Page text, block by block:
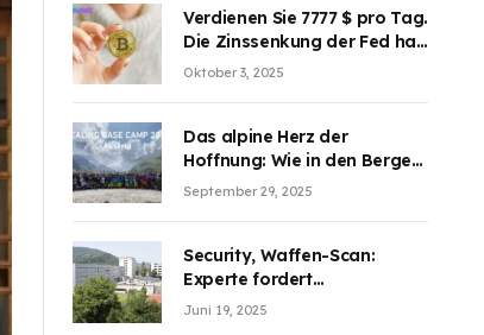
Verdienen Sie 7777 $ pro Tag.
Die Zinssenkung der Fed hat
die Aufmerksamkeit des
teilzuhaben
Oktober 3, 2025
Das alpine Herz der
Hoffnung: Wie in den Bergen
Österreichs die unsichtbaren
September 29, 2025
Security, Waffen-Scan:
Experte fordert
Sicherheitsdiskussion an
Juni 19, 2025